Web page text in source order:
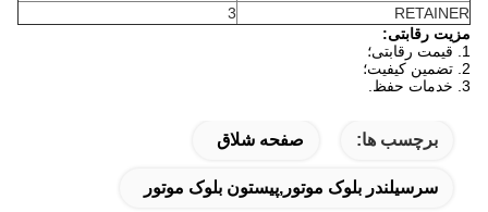
RETAINER
مزیت رقابتی:
برچسب ها: صفحه شلاق
سرسیلندر بلوک موتور,پیستون بلوک موتور